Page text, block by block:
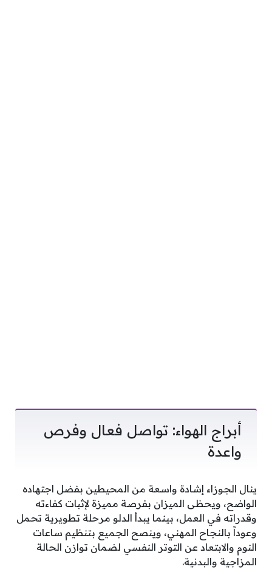
أبراج الهواء: تواصل فعال وفرص
واعدة
ينال الجوزاء إشادة واسعة من المحيطين بفضل اجتهاده
الواضح، ويحظى الميزان بفرصة مميزة لإثبات كفاءته
وقدراته في العمل، بينما يبدأ الدلو مرحلة تطويرية تحمل
وعوداً بالنجاح المهني، وينصح الجميع بتنظيم ساعات
النوم والابتعاد عن التوتر النفسي لضمان توازن الحالة
المزاجية والبدنية.